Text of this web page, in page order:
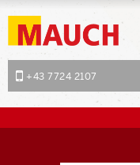
+43 7724 2107